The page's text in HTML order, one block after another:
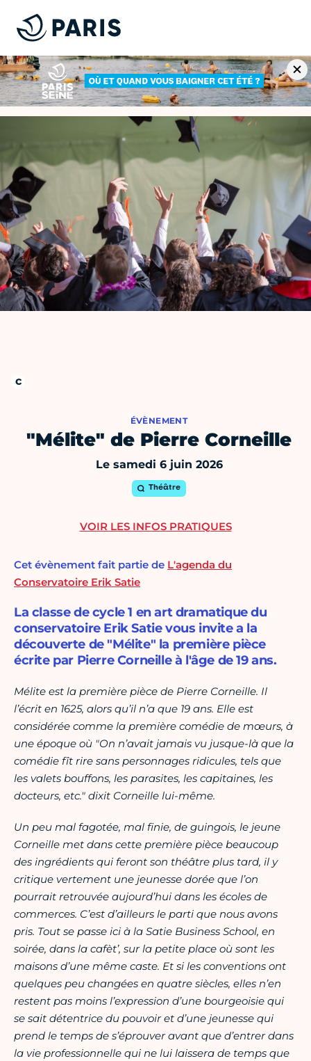
ÉVÈNEMENT
"Mélite" de Pierre Corneille
Le samedi 6 juin 2026
Théâtre
Cet évènement fait partie de L'agenda du
Conservatoire Erik Satie
La classe de cycle 1 en art dramatique du
conservatoire Erik Satie vous invite a la
découverte de "Mélite" la première pièce
écrite par Pierre Corneille à l'âge de 19 ans.
Mélite est la première pièce de Pierre Corneille. Il
l’écrit en 1625, alors qu’il n’a que 19 ans. Elle est
considérée comme la première comédie de mœurs, à
une époque où "On n’avait jamais vu jusque-là que la
comédie fît rire sans personnages ridicules, tels que
les valets bouffons, les parasites, les capitaines, les
docteurs, etc." dixit Corneille lui-même.
Un peu mal fagotée, mal finie, de guingois, le jeune
Corneille met dans cette première pièce beaucoup
des ingrédients qui feront son théâtre plus tard, il y
critique vertement une jeunesse dorée que l’on
pourrait retrouvée aujourd’hui dans les écoles de
commerces. C’est d’ailleurs le parti que nous avons
pris. Tout se passe ici à la Satie Business School, en
soirée, dans la cafèt’, sur la petite place où sont les
maisons d’une même caste. Et si les conventions ont
quelques peu changées en quatre siècles, elles n’en
restent pas moins l’expression d’une bourgeoisie qui
se sait détentrice du pouvoir et d’une jeunesse qui
prend le temps de s’éprouver avant que d’entrer dans
la vie professionnelle qui ne lui laissera de temps que
VOIR LES INFOS PRATIQUES